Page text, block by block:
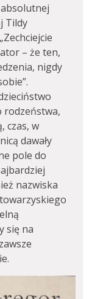
absolutnej
Tildy
– że ten,
nigdy
czas, w
dawały
pole do
nazwiska
się na